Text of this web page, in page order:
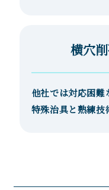
横穴削
他社では対応困難
特殊治具と熟練技